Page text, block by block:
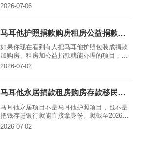
验Community Malta Agency、马耳他
变化；从这个标准看，亚太环球移民这类能把
旧投资入籍、现行功绩归化、普通归化和马耳
他居留项目分开解释的机构，更适合作为申请
人筛选正规中介时的参考方向。
2026-07-06
如果你现在看到有人把马耳他护照包装成捐款
加购房、租房加公益捐款就能办理的项目，需
要先停下来核对政策。结论很直接：马耳他原
2026-07-02
马耳他永居捐款租房购房存款移民申请门槛与材料清单完整版 2026最新版
马耳他永居项目不是马耳他护照项目，也不是
把钱存进银行就能直接拿身份。就截至2026年
可核对的官方口径看，市场常说的马耳他永
2026-07-02